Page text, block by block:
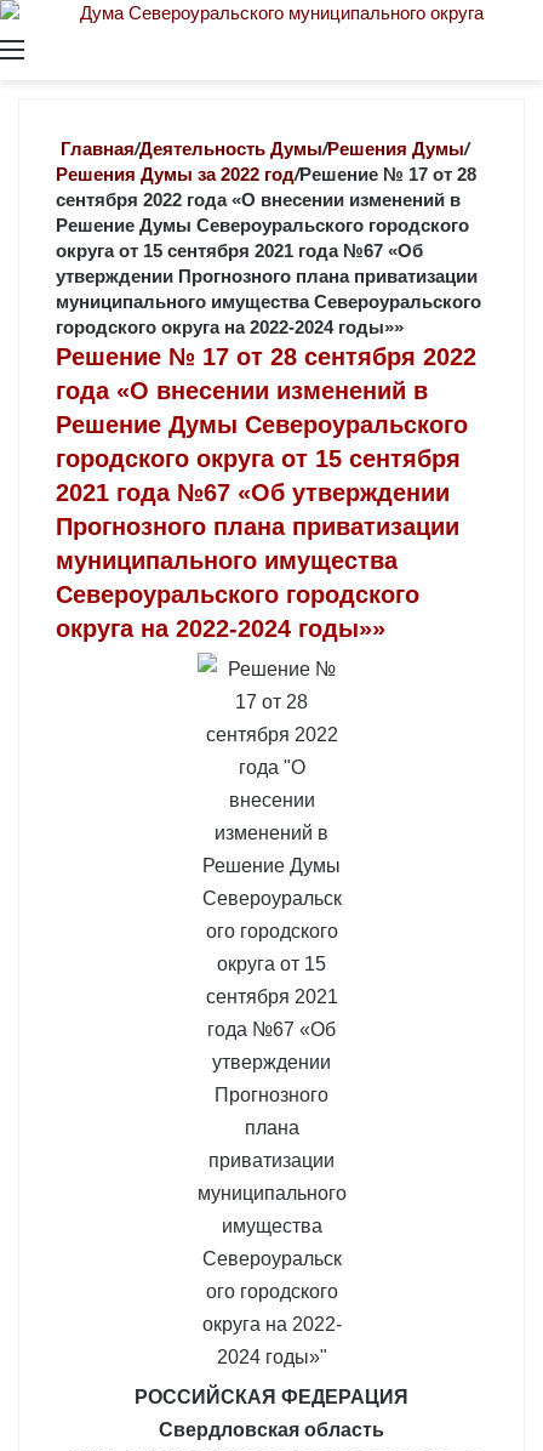
Главная/Деятельность Думы/Решения Думы/
Решения Думы за 2022 год/Решение № 17 от 28
сентября 2022 года «О внесении изменений в
Решение Думы Североуральского городского
округа от 15 сентября 2021 года №67 «Об
утверждении Прогнозного плана приватизации
муниципального имущества Североуральского
городского округа на 2022-2024 годы»»
Решение № 17 от 28 сентября 2022
года «О внесении изменений в
Решение Думы Североуральского
городского округа от 15 сентября
2021 года №67 «Об утверждении
Прогнозного плана приватизации
муниципального имущества
Североуральского городского
округа на 2022-2024 годы»»
РОССИЙСКАЯ ФЕДЕРАЦИЯ
Свердловская область